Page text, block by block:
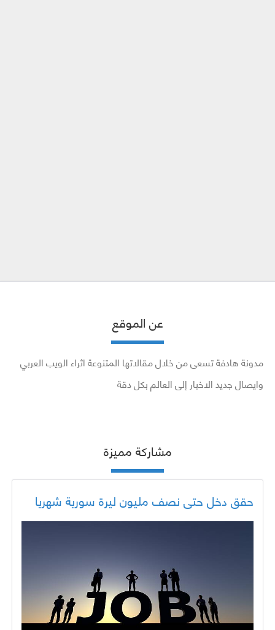
عن الموقع
مدونة هادفة تسعى من خلال مقالاتها المتنوعة اثراء الويب العربي
وايصال جديد الاخبار إلى العالم بكل دقة
مشاركة مميزة
حقق دخل حتى نصف مليون ليرة سورية شهريا